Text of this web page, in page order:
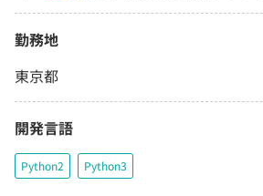
勤務地
東京都
開発言語
Python2 Python3